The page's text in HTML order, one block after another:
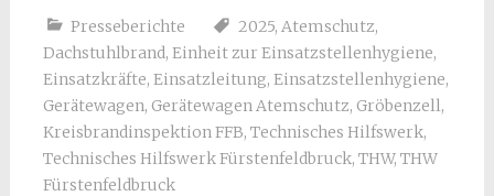
Presseberichte 2025, Atemschutz,
Dachstuhlbrand, Einheit zur Einsatzstellenhygiene,
Einsatzkräfte, Einsatzleitung, Einsatzstellenhygiene,
Gerätewagen, Gerätewagen Atemschutz, Gröbenzell,
Kreisbrandinspektion FFB, Technisches Hilfswerk,
Technisches Hilfswerk Fürstenfeldbruck, THW, THW
Fürstenfeldbruck